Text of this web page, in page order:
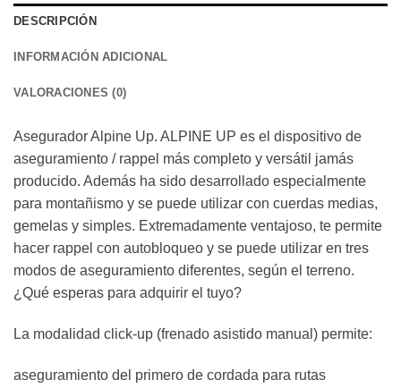
DESCRIPCIÓN
INFORMACIÓN ADICIONAL
VALORACIONES (0)
Asegurador Alpine Up. ALPINE UP es el dispositivo de
aseguramiento / rappel más completo y versátil jamás
producido. Además ha sido desarrollado especialmente
para montañismo y se puede utilizar con cuerdas medias,
gemelas y simples. Extremadamente ventajoso, te permite
hacer rappel con autobloqueo y se puede utilizar en tres
modos de aseguramiento diferentes, según el terreno.
¿Qué esperas para adquirir el tuyo?
La modalidad click-up (frenado asistido manual) permite:
aseguramiento del primero de cordada para rutas